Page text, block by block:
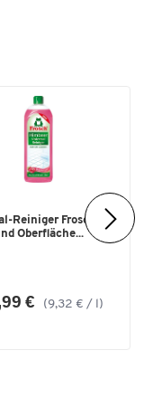
Reiniger Frosch, f.
Oberfläche...
€ (9,32 € / l)